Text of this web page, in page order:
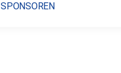
SPONSOREN